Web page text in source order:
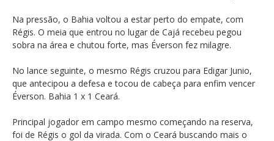
Na pressão, o Bahia voltou a estar perto do empate, com
Régis. O meia que entrou no lugar de Cajá recebeu pegou
sobra na área e chutou forte, mas Éverson fez milagre.
No lance seguinte, o mesmo Régis cruzou para Edigar Junio,
que antecipou a defesa e tocou de cabeça para enfim vencer
Éverson. Bahia 1 x 1 Ceará.
Principal jogador em campo mesmo começando na reserva,
foi de Régis o gol da virada. Com o Ceará buscando mais o